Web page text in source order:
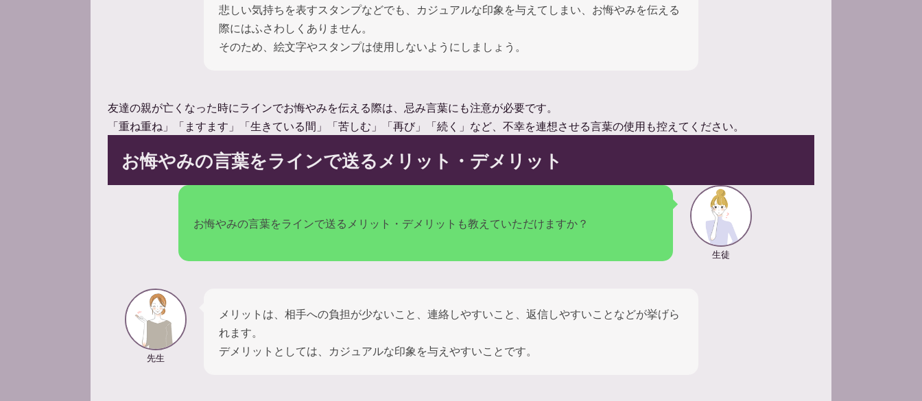
悲しい気持ちを表すスタンプなどでも、カジュアルな印象を与えてしまい、お悔やみを伝える
際にはふさわしくありません。
そのため、絵文字やスタンプは使用しないようにしましょう。
友達の親が亡くなった時にラインでお悔やみを伝える際は、忌み言葉にも注意が必要です。
「重ね重ね」「ますます」「生きている間」「苦しむ」「再び」「続く」など、不幸を連想させる言葉の使用も控えてください。
お悔やみの言葉をラインで送るメリット・デメリット
お悔やみの言葉をラインで送るメリット・デメリットも教えていただけますか？
生徒
先生
メリットは、相手への負担が少ないこと、連絡しやすいこと、返信しやすいことなどが挙げら
れます。
デメリットとしては、カジュアルな印象を与えやすいことです。